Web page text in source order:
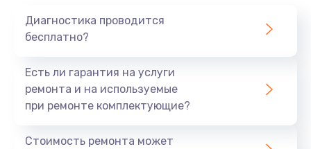
Диагностика проводится
бесплатно?
Есть ли гарантия на услуги
ремонта и на используемые
при ремонте комплектующие?
Стоимость ремонта может